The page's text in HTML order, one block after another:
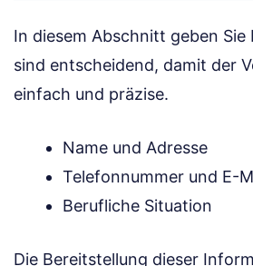
In diesem Abschnitt geben
sind entscheidend, damit der
einfach und präzise.
Name und Adresse
Telefonnummer und E-
Berufliche Situation
Die Bereitstellung dieser